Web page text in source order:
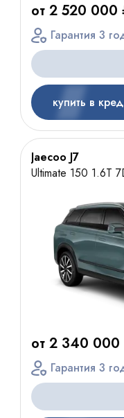
от 2 520 000
Гарантия 3
купить в
Jaecoo J7
Ultimate 150 1.6T
от 2 340
Гарантия 3